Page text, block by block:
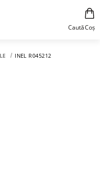
CautăCoș
INEL R045212